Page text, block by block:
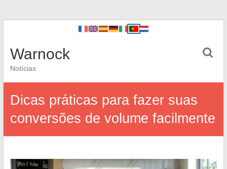
Warnock
Notícias
Dicas práticas para fazer suas
conversões de volume facilmente